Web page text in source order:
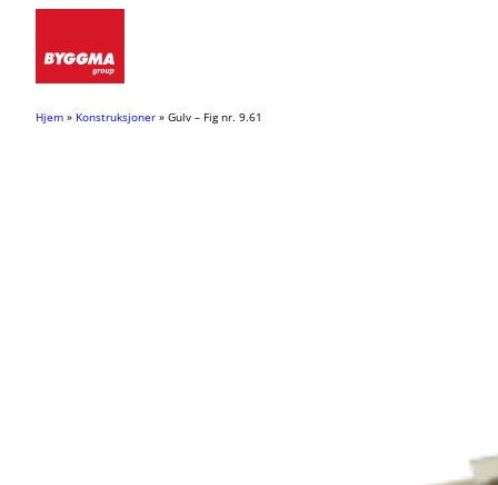
innhold
Hjem » Konstruksjoner » Gulv – Fig nr. 9.61